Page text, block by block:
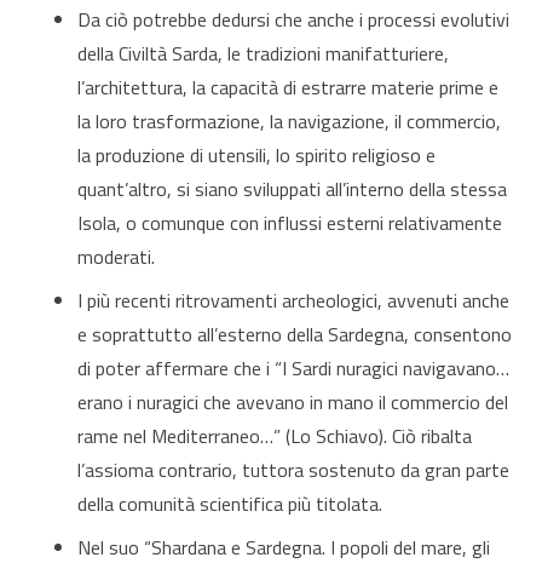
Da ciò potrebbe dedursi che anche i processi evolutivi
della Civiltà Sarda, le tradizioni manifatturiere,
l’architettura, la capacità di estrarre materie prime e
la loro trasformazione, la navigazione, il commercio,
la produzione di utensili, lo spirito religioso e
quant’altro, si siano sviluppati all’interno della stessa
Isola, o comunque con influssi esterni relativamente
moderati.
I più recenti ritrovamenti archeologici, avvenuti anche
e soprattutto all’esterno della Sardegna, consentono
di poter affermare che i “I Sardi nuragici navigavano…
erano i nuragici che avevano in mano il commercio del
rame nel Mediterraneo…” (Lo Schiavo). Ciò ribalta
l’assioma contrario, tuttora sostenuto da gran parte
della comunità scientifica più titolata.
Nel suo “Shardana e Sardegna. I popoli del mare, gli